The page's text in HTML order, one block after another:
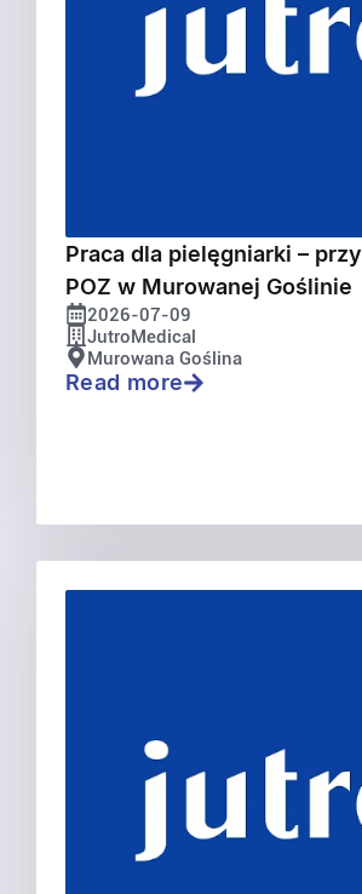
Praca dla pielęgniarki –
POZ w Murowanej Goślinie
2026-07-09
JutroMedical
Murowana Goślina
Read more